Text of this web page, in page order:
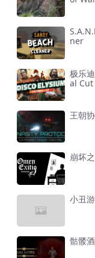
ner
极乐
al Cut
王朝
崩坏
小丑
骷髅